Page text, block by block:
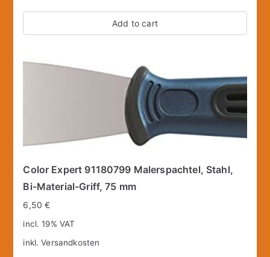
Add to cart
Color Expert 91180799 Malerspachtel, Stahl,
Bi-Material-Griff, 75 mm
6,50€
incl. 19% VAT
inkl.Versandkosten